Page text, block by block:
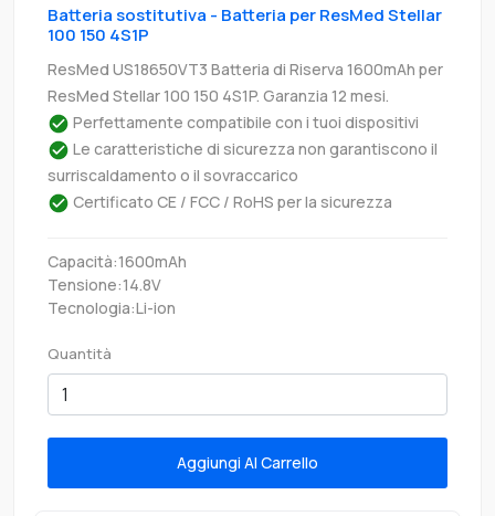
Batteria sostitutiva - Batteria per ResMed Stellar
100 150 4S1P
ResMed US18650VT3 Batteria di Riserva 1600mAh per
ResMed Stellar 100 150 4S1P. Garanzia 12 mesi.
Perfettamente compatibile con i tuoi dispositivi
Le caratteristiche di sicurezza non garantiscono il
surriscaldamento o il sovraccarico
Certificato CE / FCC / RoHS per la sicurezza
Capacità:1600mAh
Tensione:14.8V
Tecnologia:Li-ion
Quantità
Aggiungi Al Carrello